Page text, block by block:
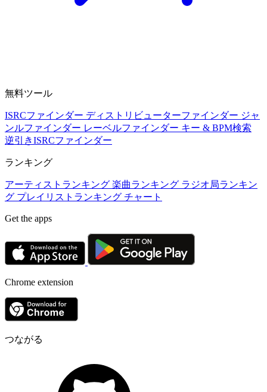
無料ツール
ISRCファインダー ディストリビューターファインダー ジャ
ンルファインダー レーベルファインダー キー & BPM検索
逆引きISRCファインダー
ランキング
アーティストランキング 楽曲ランキング ラジオ局ランキン
グ プレイリストランキング チャート
Get the apps
Chrome extension
つながる